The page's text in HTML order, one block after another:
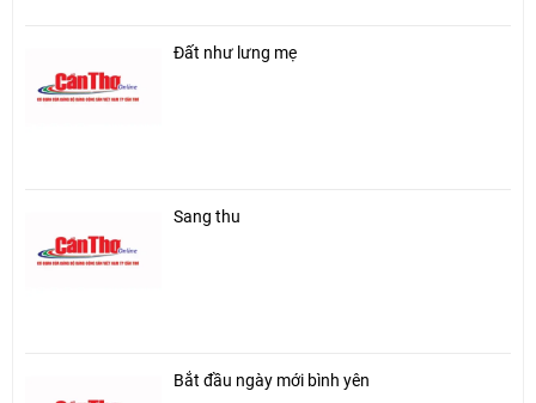
Đất như lưng mẹ
Sang thu
Bắt đầu ngày mới bình yên